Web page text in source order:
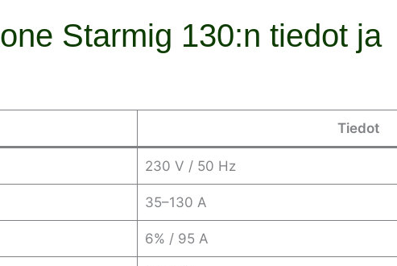
Starmig 130:n tiedot ja
Tiedot
230 V / 50 Hz
35–130 A
6% / 95 A